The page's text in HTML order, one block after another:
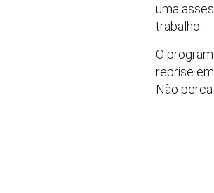
uma
trabalho.
O
reprise
Não